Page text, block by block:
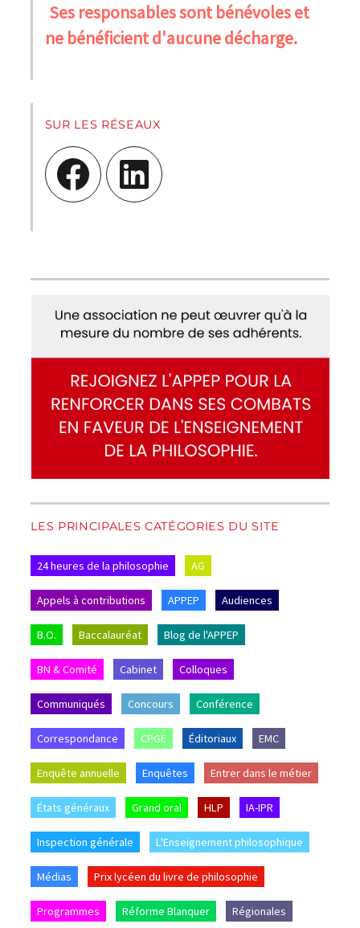
Ses responsables sont bénévoles et
ne bénéficient d'aucune décharge.
SUR LES RÉSEAUX
Facebook LinkedIn
LES PRINCIPALES CATÉGORIES DU SITE
24 heures de la philosophie AG
Appels à contributions APPEP Audiences
B.O. Baccalauréat Blog de l'APPEP
BN & Comité Cabinet Colloques
Communiqués Concours Conférence
Correspondance CPGE Éditoriaux EMC
Enquête annuelle Enquêtes Entrer dans le métier
États généraux Grand oral HLP IA-IPR
Inspection générale L'Enseignement philosophique
Médias Prix lycéen du livre de philosophie
Programmes Réforme Blanquer Régionales